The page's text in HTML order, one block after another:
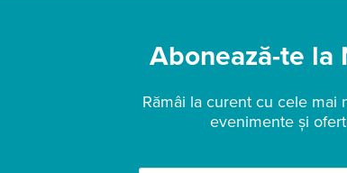
Abonează-te la
Rămâi la curent cu cele mai
evenimente și